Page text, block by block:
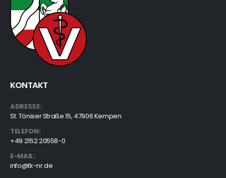
KONTAKT
ADRESSE:
St. Töniser Straße 15, 47906 Kempen
TELEFON:
+49 2152 20558-0
E-MAIL:
info@tk-nr.de